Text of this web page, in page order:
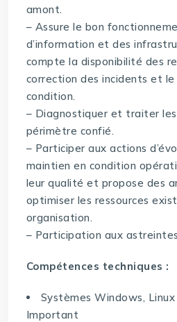
amont.
– Assure le bon
d’information et des
compte la disponibilité des
correction des incidents et le
condition.
– Diagnostiquer et traiter
périmètre confié.
– Participer aux actions
maintien en condition
leur qualité et propose des
optimiser les ressources
organisation.
– Participation aux
Compétences techniques :
Systèmes Windows,
Important